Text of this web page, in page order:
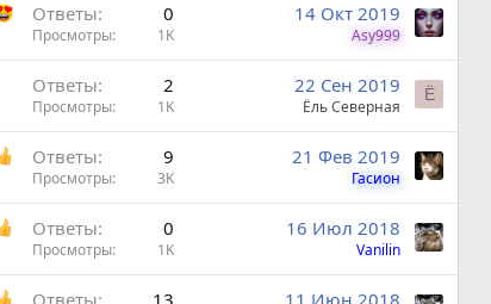
Ответы 0
Просмотры 1K
14 Окт 2019
Asy999
Ответы 2
Просмотры 1K
22 Сен 2019
Ёль Северная
Ё
Ответы 9
Просмотры 3K
21 Фев 2019
Гасион
Ответы 0
Просмотры 1K
16 Июл 2018
Vanilin
Ответы 13 11 Июн 2018